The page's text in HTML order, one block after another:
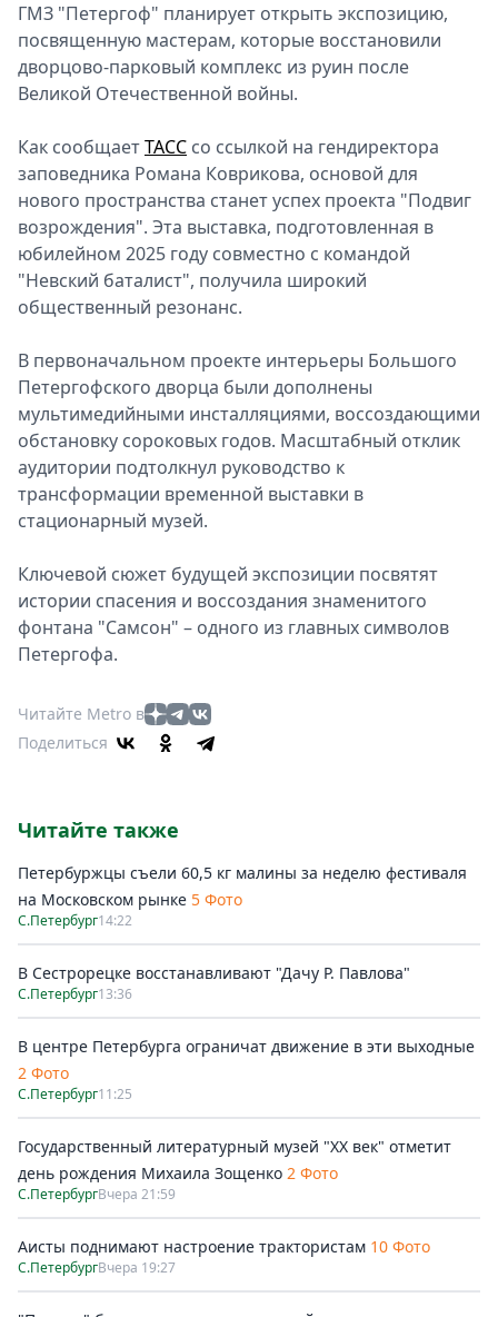
ГМЗ "Петергоф" планирует открыть экспозицию,
посвященную мастерам, которые восстановили
дворцово-парковый комплекс из руин после
Великой Отечественной войны.
Как сообщаетТАСС со ссылкой на гендиректора
заповедника Романа Коврикова, основой для
нового пространства станет успех проекта "Подвиг
возрождения". Эта выставка, подготовленная в
юбилейном 2025 году совместно с командой
"Невский баталист", получила широкий
общественный резонанс.
В первоначальном проекте интерьеры Большого
Петергофского дворца были дополнены
мультимедийными инсталляциями, воссоздающими
обстановку сороковых годов. Масштабный отклик
аудитории подтолкнул руководство к
трансформации временной выставки в
стационарный музей.
Ключевой сюжет будущей экспозиции посвятят
истории спасения и воссоздания знаменитого
фонтана "Самсон" – одного из главных символов
Петергофа.
Читайте Metro в
Поделиться
Читайте также
Петербуржцы съели 60,5 кг малины за неделю фестиваля
на Московском рынке 5 Фото
С.Петербург14:22
В Сестрорецке восстанавливают "Дачу Р. Павлова"
С.Петербург13:36
В центре Петербурга ограничат движение в эти выходные
2 Фото
С.Петербург11:25
Государственный литературный музей "ХХ век" отметит
день рождения Михаила Зощенко 2 Фото
С.ПетербургВчера 21:59
Аисты поднимают настроение трактористам 10 Фото
С.ПетербургВчера 19:27